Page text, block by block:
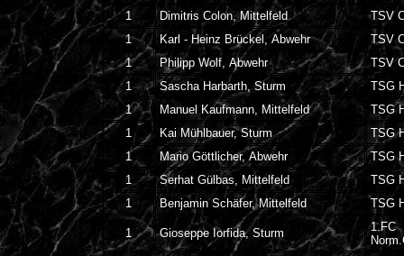
1
Dimitris Colon, Mittelfeld
TSV
1
Karl - Heinz Brückel, Abwehr
TSV
1
Philipp Wolf, Abwehr
TSV
1
Sascha Harbarth, Sturm
TSG
1
Manuel Kaufmann, Mittelfeld
TSG
1
Kai Mühlbauer, Sturm
TSG
1
Mario Göttlicher, Abwehr
TSG
1
Serhat Gülbas, Mittelfeld
TSG
1
Benjamin Schäfer, Mittelfeld TSG
1 Gioseppe Iorfida, Sturm
1.FC